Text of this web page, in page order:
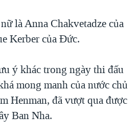
là Anna Chakvetadze của
Kerber của Đức.
ý khác trong ngày thi đấu
mong manh của nước chủ
Henman, đã vượt qua được
Ban Nha.